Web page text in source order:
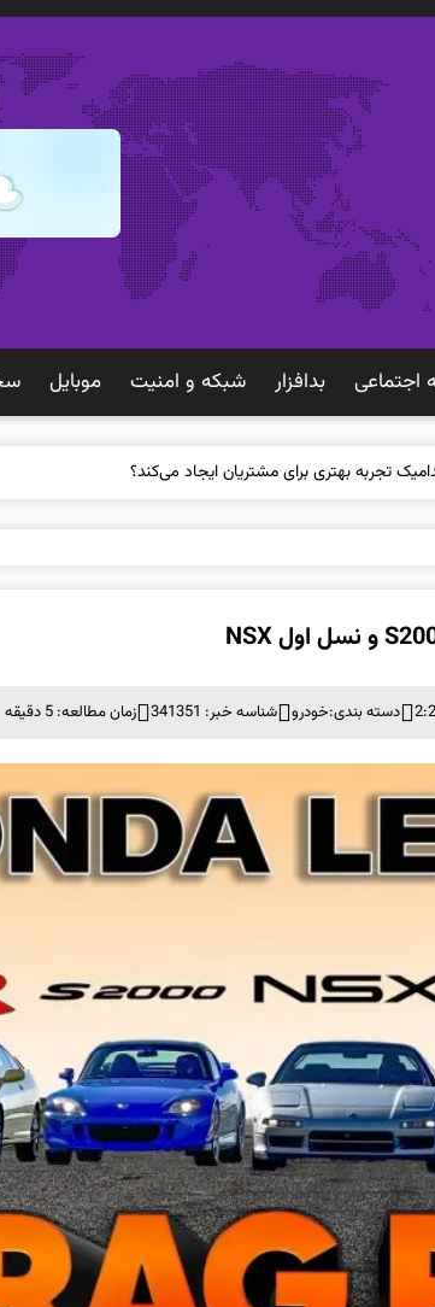
اجتماعی بدافزار شبكه و امنيت موبايل
دسته بندی:خودرو شناسه خبر: 341351 زمان مطالعه: 5 دقیقه